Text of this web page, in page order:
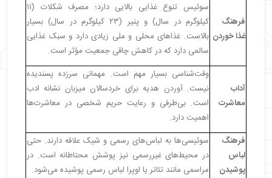
فرهنگ
غذا خوردن
سوئیس تنوع غذایی بالایی دارد؛ مصرف شکلات (۱۱
کیلوگرم در سال) و پنیر (۲۳ کیلوگرم در سال) بسیار
بالاست. غذاهای محلی و ملی زیادی دارد و سبک غذایی
سالمی دارد که در کاهش چاقی جمعیت مؤثر است.
آداب
معاشرت
وقت‌شناسی بسیار مهم است. مهمانی سرزده پسندیده
نیست. آوردن هدیه برای خردسالان میزبان نشانه ادب
است. بی‌طرفی و رعایت حریم شخصی در معاشرت‌ها
اهمیت دارد.
فرهنگ
لباس
پوشیدن
سوئیسی‌ها به لباس‌های رسمی و شیک علاقه دارند. حتی
در محیط‌های غیررسمی نیز پوشش محتاطانه است. در
مراسمی مانند تئاتر یا اوپرا لباس رسمی پوشیده می‌شود.